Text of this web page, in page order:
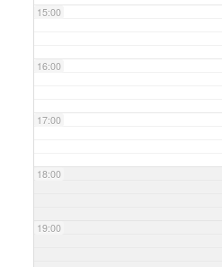
15:00
16:00
17:00
18:00
19:00